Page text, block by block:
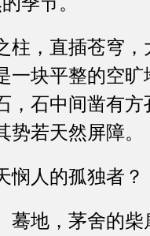
，直插苍穹，
块平整的空旷
，石中间凿有
若天然屏障。
人的孤独者？
地，茅舍的柴